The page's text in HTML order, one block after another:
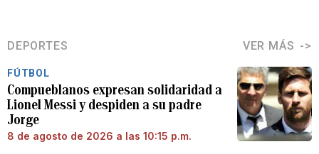
DEPORTES VER MÁS
FÚTBOL
Compueblanos expresan solidaridad a
Lionel Messi y despiden a su padre
Jorge
8 de agosto de 2026 a las 10:15 p.m.